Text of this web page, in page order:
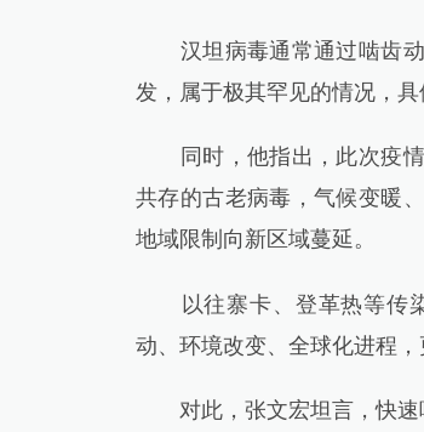
汉坦病毒通常通过啮齿动
发，属于极其罕见的情况，
同时，他指出，此次疫情
共存的古老病毒，气候变暖
地域限制向新区域蔓延。
以往寨卡、登革热等传染
动、环境改变、全球化进程，
对此，张文宏坦言，快速